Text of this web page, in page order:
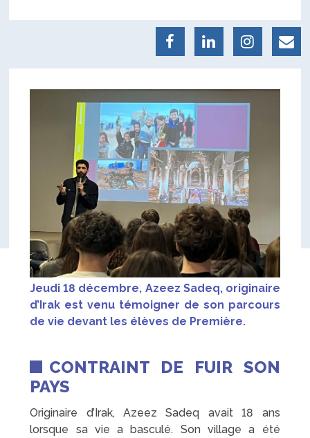
Jeudi 18 décembre, Azeez Sadeq, originaire
d’Irak est venu témoigner de son parcours
de vie devant les élèves de Première.
CONTRAINT DE FUIR SON
PAYS
Originaire d’Irak, Azeez Sadeq avait 18 ans
lorsque sa vie a basculé. Son village a été